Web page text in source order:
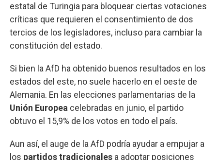
estatal de Turingia para bloquear ciertas votaciones
críticas que requieren el consentimiento de dos
tercios de los legisladores, incluso para cambiar la
constitución del estado.
Si bien la AfD ha obtenido buenos resultados en los
estados del este, no suele hacerlo en el oeste de
Alemania. En las elecciones parlamentarias de la
Unión Europea celebradas en junio, el partido
obtuvo el 15,9% de los votos en todo el país.
Aun así, el auge de la AfD podría ayudar a empujar a
los partidos tradicionales a adoptar posiciones